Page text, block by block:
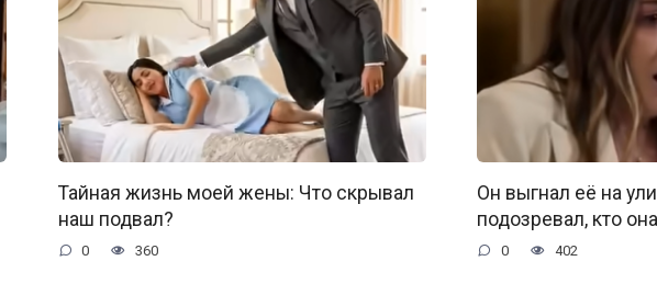
Тайная жизнь моей жены: Что скрывал
наш подвал?
0 360
Он выгнал её на
подозревал, кто
0 402